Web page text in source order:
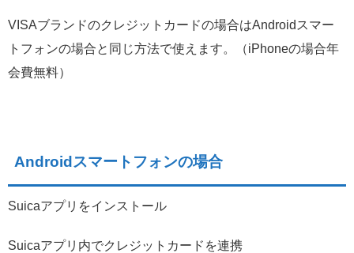
VISAブランドのクレジットカードの場合はAndroidスマー
トフォンの場合と同じ方法で使えます。（iPhoneの場合年
会費無料）
Androidスマートフォンの場合
Suicaアプリをインストール
Suicaアプリ内でクレジットカードを連携